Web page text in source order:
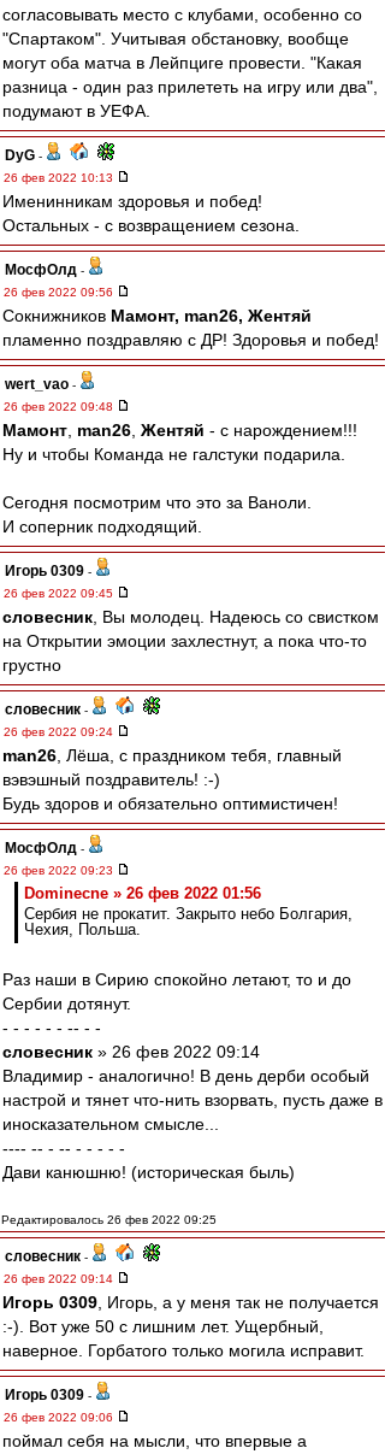
согласовывать место с клубами, особенно со
"Спартаком". Учитывая обстановку, вообще
могут оба матча в Лейпциге провести. "Какая
разница - один раз прилететь на игру или два",
подумают в УЕФА.
DyG -
26 фев 2022 10:13
Именинникам здоровья и побед!
Остальных - с возвращением сезона.
МосфОлд -
26 фев 2022 09:56
Сокнижников Мамонт, man26, Жентяй
пламенно поздравляю с ДР! Здоровья и побед!
wert_vao -
26 фев 2022 09:48
Мамонт man26 Жентяй - с нарождением!!!
Ну и чтобы Команда не галстуки подарила.
Сегодня посмотрим что это за Ваноли.
И соперник подходящий.
Игорь 0309 -
26 фев 2022 09:45
словесник , Вы молодец. Надеюсь со свистком
на Открытии эмоции захлестнут, а пока что-то
грустно
словесник -
26 фев 2022 09:24
man26 , Лёша, с праздником тебя, главный
вэвэшный поздравитель! :-)
Будь здоров и обязательно оптимистичен!
МосфОлд -
26 фев 2022 09:23
Dominecne » 26 фев 2022 01:56
Сербия не прокатит. Закрыто небо Болгария,
Чехия, Польша.
Раз наши в Сирию спокойно летают, то и до
Сербии дотянут.
- - - - - - -- - -
словесник » 26 фев 2022 09:14
Владимир - аналогично! В день дерби особый
настрой и тянет что-нить взорвать, пусть даже в
иносказательном смысле...
---- -- - -- - - - - -
Дави канюшню! (историческая быль)
Редактировалось 26 фев 2022 09:25
словесник -
26 фев 2022 09:14
Игорь 0309 , Игорь, а у меня так не получается
:-). Вот уже 50 с лишним лет. Ущербный,
наверное. Горбатого только могила исправит.
Игорь 0309 -
26 фев 2022 09:06
поймал себя на мысли, что впервые а